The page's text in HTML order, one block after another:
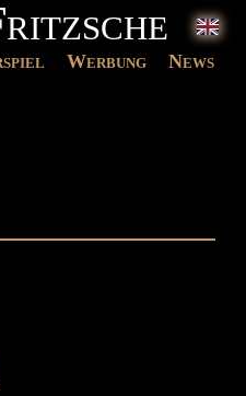
Werbung News